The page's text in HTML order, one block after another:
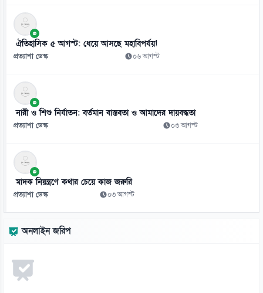
ঐতিহাসিক ৫ আগস্ট: ধেয়ে আসছে মহাবিপর্যয়!
প্রত্যাশা ডেস্ক ০৬ আগস্ট
নারী ও শিশু নির্যাতন: বর্তমান বাস্তবতা ও আমাদের দায়বদ্ধতা
প্রত্যাশা ডেস্ক ০৩ আগস্ট
মাদক নিয়ন্ত্রণে কথার চেয়ে কাজ জরুরি
প্রত্যাশা ডেস্ক ০৩ আগস্ট
অনলাইন জরিপ